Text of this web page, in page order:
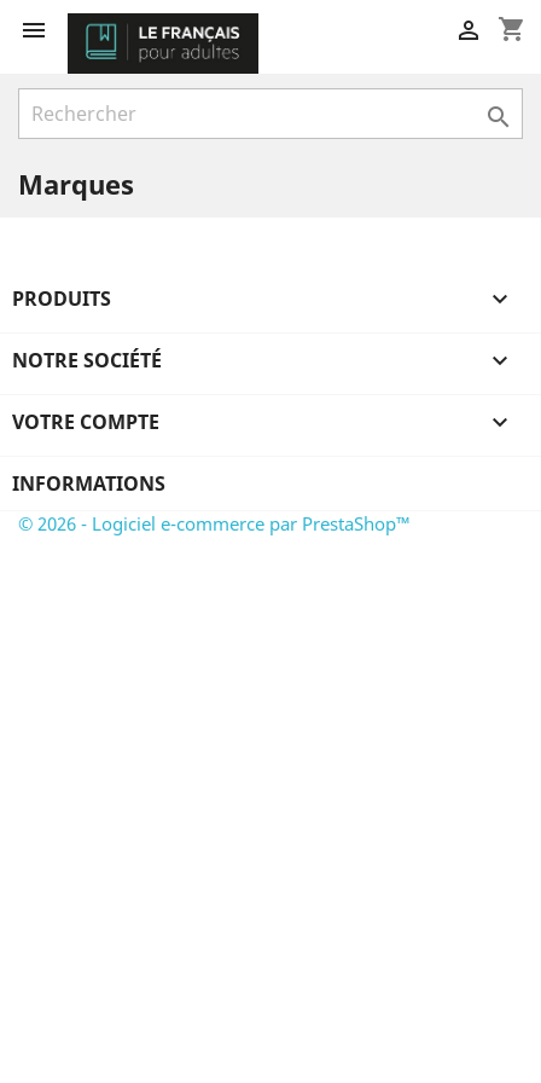
 shopping_cart


Marques
PRODUITS 
NOTRE SOCIÉTÉ 
VOTRE COMPTE 
INFORMATIONS
© 2026 - Logiciel e-commerce par PrestaShop™